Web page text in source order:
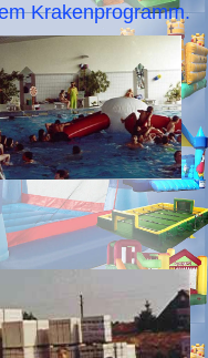
Krakenprogramm.